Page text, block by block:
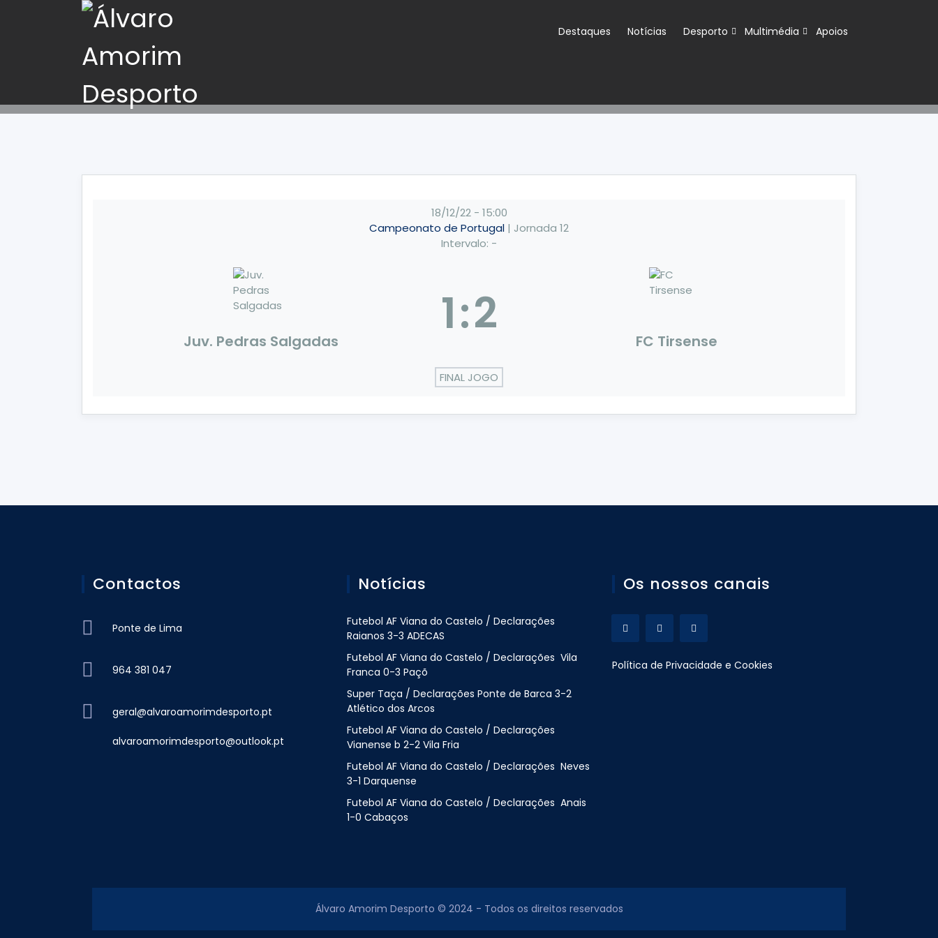
Destaques Notícias Desporto Multimédia Apoios
18/12/22 - 15:00
Campeonato de Portugal | Jornada 12
Intervalo: -
Juv. Pedras Salgadas 1:2 FC Tirsense
FINAL JOGO
Contactos
Ponte de Lima
964 381 047
geral@alvaroamorimdesporto.pt
alvaroamorimdesporto@outlook.pt
Notícias
Futebol AF Viana do Castelo / Declarações
Raianos 3-3 ADECAS
Futebol AF Viana do Castelo / Declarações Vila
Franca 0-3 Paçõ
Super Taça / Declarações Ponte de Barca 3-2
Atlético dos Arcos
Futebol AF Viana do Castelo / Declarações
Vianense b 2-2 Vila Fria
Futebol AF Viana do Castelo / Declarações Neves
3-1 Darquense
Futebol AF Viana do Castelo / Declarações Anais
1-0 Cabaços
Os nossos canais
Política de Privacidade e Cookies
Álvaro Amorim Desporto © 2024 - Todos os direitos reservados